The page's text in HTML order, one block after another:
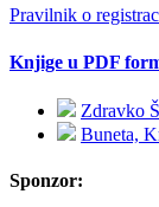
Pravilnik o
Knjige u PDF
Zdravko
Buneta,
Sponzor: